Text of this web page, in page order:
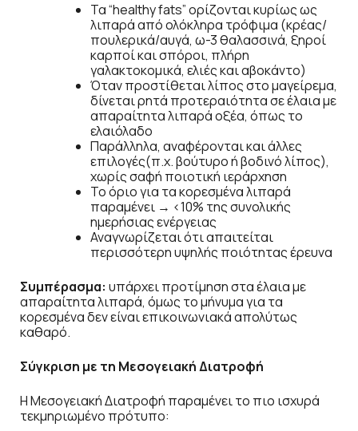
Τα “healthy fats” ορίζονται κυρίως ως
λιπαρά από ολόκληρα τρόφιμα (κρέας/
πουλερικά/αυγά, ω-3 θαλασσινά, ξηροί
καρποί και σπόροι, πλήρη
γαλακτοκομικά, ελιές και αβοκάντο)
Όταν προστίθεται λίπος στο μαγείρεμα,
δίνεται ρητά προτεραιότητα σε έλαια με
απαραίτητα λιπαρά οξέα, όπως το
ελαιόλαδο
Παράλληλα, αναφέρονται και άλλες
επιλογές(π.χ. βούτυρο ή βοδινό λίπος),
χωρίς σαφή ποιοτική ιεράρχηση
Το όριο για τα κορεσμένα λιπαρά
παραμένει → <10% της συνολικής
ημερήσιας ενέργειας
Αναγνωρίζεται ότι απαιτείται
περισσότερη υψηλής ποιότητας έρευνα
Συμπέρασμα: υπάρχει προτίμηση στα έλαια με
απαραίτητα λιπαρά, όμως το μήνυμα για τα
κορεσμένα δεν είναι επικοινωνιακά απολύτως
καθαρό.
Σύγκριση με τη Μεσογειακή Διατροφή
Η Μεσογειακή Διατροφή παραμένει το πιο ισχυρά
τεκμηριωμένο πρότυπο: